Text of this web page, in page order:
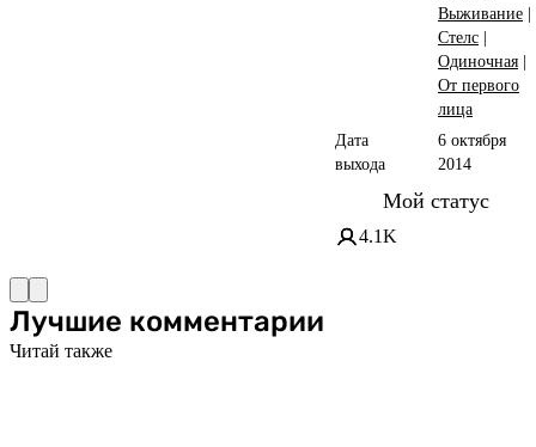
Выживание |
Стелс |
Одиночная |
От первого
лица
Дата
выхода
6 октября
2014
Мой статус
4.1K
Лучшие комментарии
Читай также